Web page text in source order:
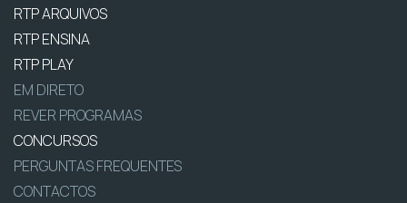
RTP ARQUIVOS
RTP ENSINA
RTP PLAY
EM DIRETO
REVER PROGRAMAS
CONCURSOS
PERGUNTAS FREQUENTES
CONTACTOS